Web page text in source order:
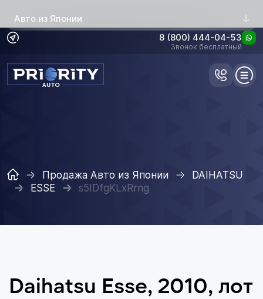
Авто из Японии
8 (800) 444-04-53
Звонок бесплатный
Продажа Авто из Японии
DAIHATSU
ESSE
s5IDfgKLxRrng
Daihatsu Esse, 2010, лот